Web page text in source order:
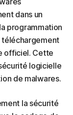
dans un
programmation
officiel. Cette
logicielle
de malwares.
la sécurité